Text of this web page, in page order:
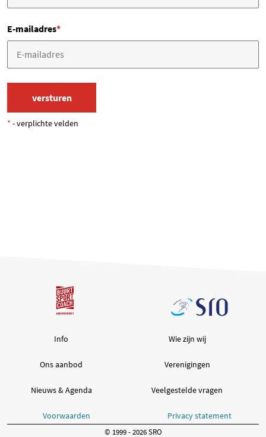
E-mailadres*
* - verplichte velden
Info
Ons aanbod
Nieuws & Agenda
Wie zijn wij
Verenigingen
Veelgestelde vragen
Voorwaarden Privacy statement
© 1999 - 2026 SRO